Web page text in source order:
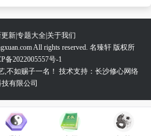
新|专题大全|关于我们
All rights reserved. 名臻轩 版权所
备2022005557号-1
,不如赐子一名！ 技术支持：长沙修心网络
技有限公司